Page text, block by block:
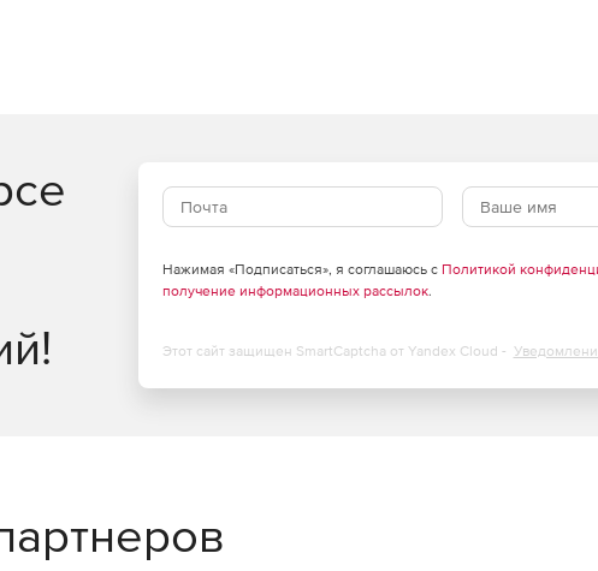
платформ виртуализации серверов и инфраструктур VDI.
такая как общий кэш, существенно снижает нагрузку на IT-
облаках
рабочих нагрузок через API-интерфейсы публичных облачных
и масштабируемости для надежной защиты облачной среды.
Нажимая «Подписаться», я соглашаюсь с Политикой
получение информационных рассылок.
Этот сайт защищен SmartCaptcha от Yandex Cloud -